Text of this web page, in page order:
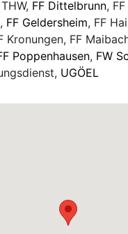
FF Dittelbrunn,
, FF Geldersheim, FF
Kronungen, FF
Poppenhausen, FW
UGÖEL